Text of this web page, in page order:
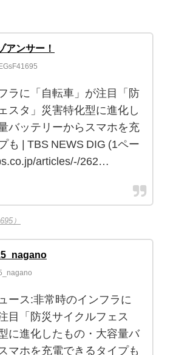
アンサー！
ラに「自転車」が注目「防
スタ」災害特化型に進化し
バッテリーからスマホを充
も | TBS NEWS DIG (1ペー
articles/-/262…
）
ース:非常時のインフラに
目「防災サイクルフェス
に進化したもの・大容量バ
マホを充電できるタイプも